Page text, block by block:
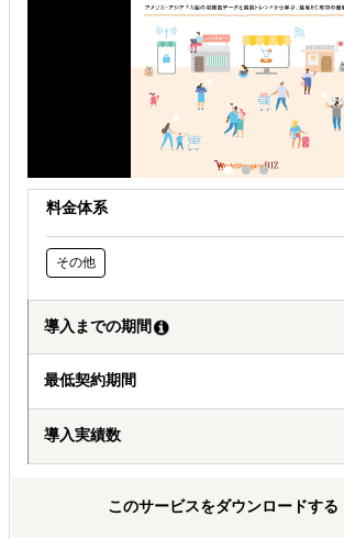
自社商材の現地でのニーズを知りたい
オンラインで販路開拓したい
料金体系
その他
導入までの期間
最低契約期間
導入実績数
このサービスをダウンロードする